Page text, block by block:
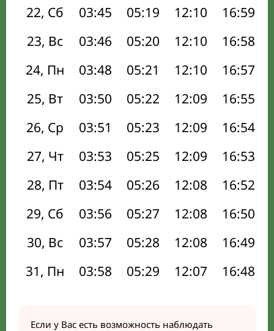
22, Сб
03:45 05:19 12:10 16:59
23, Вс
03:46 05:20 12:10 16:58
24, Пн
03:48 05:21 12:10 16:57
25, Вт
03:50 05:22 12:09 16:55
26, Ср
03:51 05:23 12:09 16:54
27, Чт
03:53 05:25 12:09 16:53
28, Пт
03:54 05:26 12:08 16:52
29, Сб
03:56 05:27 12:08 16:50
30, Вс
03:57 05:28 12:08 16:49
31, Пн
03:58 05:29 12:07 16:48
Если у Вас есть возможность наблюдать